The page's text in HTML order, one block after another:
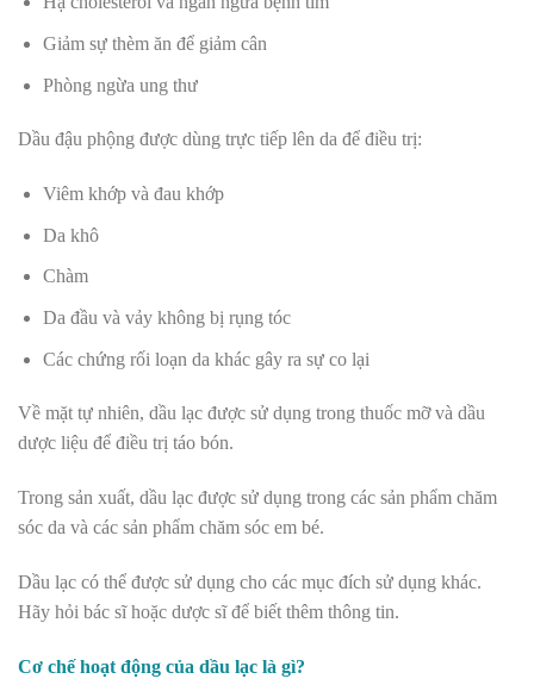
Giảm sự thèm ăn để giảm cân
Phòng ngừa ung thư
Dầu đậu phộng được dùng trực tiếp lên da để điều trị:
Viêm khớp và đau khớp
Da khô
Chàm
Da đầu và vảy không bị rụng tóc
Các chứng rối loạn da khác gây ra sự co lại
Về mặt tự nhiên, dầu lạc được sử dụng trong thuốc mỡ và dầu
dược liệu để điều trị táo bón.
Trong sản xuất, dầu lạc được sử dụng trong các sản phẩm chăm
sóc da và các sản phẩm chăm sóc em bé.
Dầu lạc có thể được sử dụng cho các mục đích sử dụng khác.
Hãy hỏi bác sĩ hoặc dược sĩ để biết thêm thông tin.
Cơ chế hoạt động của dầu lạc là gì?